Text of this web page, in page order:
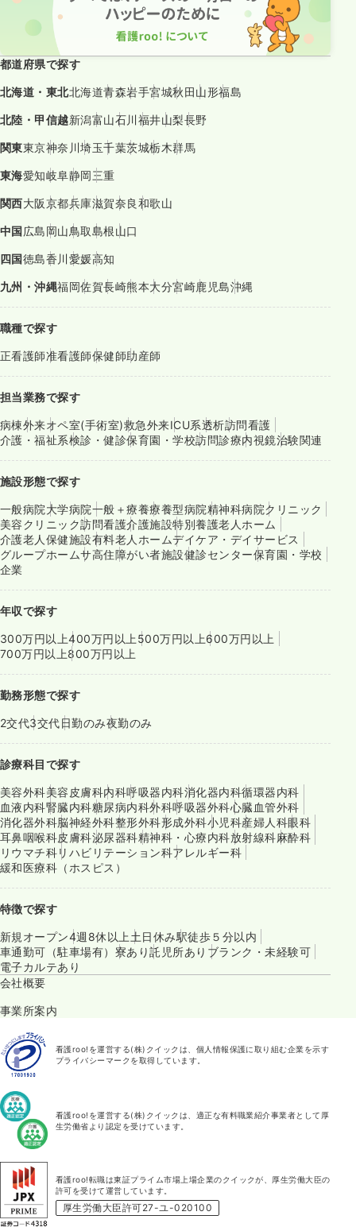
都道府県で探す
北海道・東北北海道青森岩手宮城秋田山形福島
北陸・甲信越新潟富山石川福井山梨長野
関東東京神奈川埼玉千葉茨城栃木群馬
東海愛知岐阜静岡三重
関西大阪京都兵庫滋賀奈良和歌山
中国広島岡山鳥取島根山口
四国徳島香川愛媛高知
九州・沖縄福岡佐賀長崎熊本大分宮崎鹿児島沖縄
職種で探す
正看護師准看護師保健師助産師
担当業務で探す
病棟外来オペ室(手術室)救急外来ICU系透析訪問看護
介護・福祉系検診・健診保育園・学校訪問診療内視鏡治験関連
施設形態で探す
一般病院大学病院一般＋療養療養型病院精神科病院クリニック
美容クリニック訪問看護介護施設特別養護老人ホーム
介護老人保健施設有料老人ホームデイケア・デイサービス
グループホームサ高住障がい者施設健診センター保育園・学校
企業
年収で探す
300万円以上400万円以上 500万円以上600万円以上
700万円以上800万円以上
勤務形態で探す
2交代3交代日勤のみ夜勤のみ
診療科目で探す
美容外科美容皮膚科内科呼吸器内科消化器内科循環器内科
血液内科腎臓内科糖尿病内科外科呼吸器外科心臓血管外科
消化器外科脳神経外科整形外科形成外科小児科産婦人科眼科
耳鼻咽喉科皮膚科泌尿器科精神科・心療内科放射線科麻酔科
リウマチ科リハビリテーション科アレルギー科
緩和医療科（ホスピス）
特徴で探す
新規オープン4週8休以上 土日休み駅徒歩５分以内
車通勤可（駐車場有） 寮あり託児所あり ブランク・未経験可
電子カルテあり
会社概要
事業所案内
看護roo!を運営する(株)クイックは、個人情報保護に取り組む企業を示す
プライバシーマークを取得しています。
看護roo!を運営する(株)クイックは、適正な有料職業紹介事業者として厚
生労働省より認定を受けています。
看護roo!転職は東証プライム市場上場企業のクイックが、厚生労働大臣の
許可を受けて運営しています。
厚生労働大臣許可27-ユ-020100